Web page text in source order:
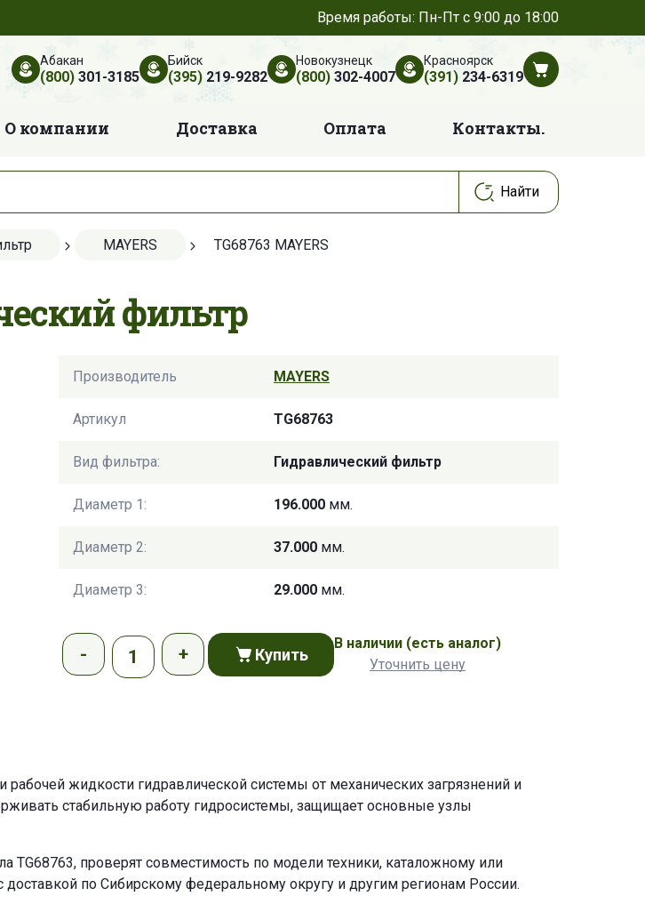
Время работы: Пн-Пт с 9:00 до 18:00
Абакан
(800)301-3185
Бийск
(395)219-9282
Новокузнецк
(800)302-4007
Красноярск
(391)234-6319
О компании Доставка Оплата Контакты.
MAYERS TG68763 MAYERS
фильтр
Производитель MAYERS
Артикул TG68763
Вид фильтра: Гидравлический фильтр
Диаметр 1: 196.000 мм.
Диаметр 2: 37.000 мм.
Диаметр 3: 29.000 мм.
Купить
В наличии (есть аналог)
Уточнить цену
рабочей жидкости гидравлической системы от механических загрязнений и
стабильную работу гидросистемы, защищает основные узлы
TG68763, проверят совместимость по модели техники, каталожному или
по Сибирскому федеральному округу и другим регионам России.